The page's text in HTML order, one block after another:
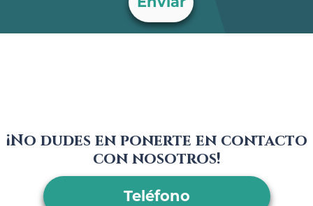
¡No dudes en ponerte en contacto
con nosotros!
Teléfono